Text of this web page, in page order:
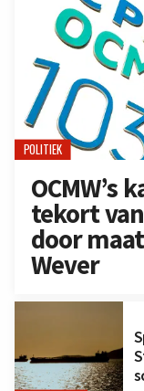
POLITIEK
OCMW’s
tekort
door
Wever